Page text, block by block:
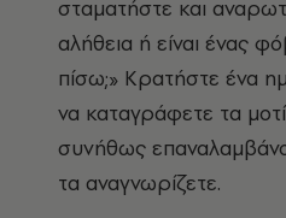
σταματήστε και
αλήθεια ή είναι ένας
πίσω;» Κρατήστε ένα
να καταγράφετε τα
συνήθως
τα αναγνωρίζετε.